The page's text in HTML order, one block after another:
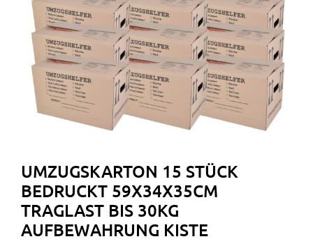
UMZUGSKARTON 15 STÜCK
BEDRUCKT 59X34X35CM
TRAGLAST BIS 30KG
AUFBEWAHRUNG KISTE